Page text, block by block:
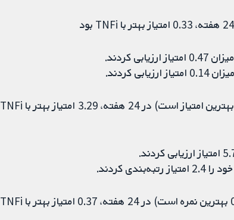
کردند.
کیفیت زندگی که در مقیاس 0 تا 100 اندازه‌گیری شد (100 بهترین امتیاز است) در 24 هفته، 3.29 امتیاز بهتر با TNFi
کردند.
میزان آسیب دیده‌شده در رادیوگرافی در مقیاس 0 تا 528 (0 بهترین نمره است) در 24 هفته، 0.37 امتیاز بهتر با TNFi